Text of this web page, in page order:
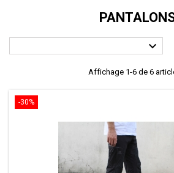

Affichage 1-6 de 6
-30%